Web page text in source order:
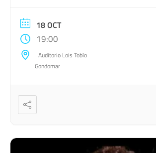
2001 en la TVG con el programa O
Comedia. Desde entonces ha
trayectoria diversa, combinando
televisión y teatro. Se dio […]
18 OCT
19:00
Auditorio Lois Tobío
Gondomar